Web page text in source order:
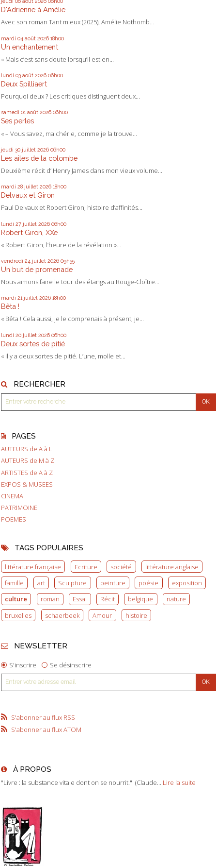
D'Adrienne à Amélie
Avec son roman Tant mieux (2025), Amélie Nothomb...
mardi 04 août 2026 18h00
Un enchantement
« Mais c’est sans doute lorsqu’il est en...
lundi 03 août 2026 06h00
Deux Spilliaert
Pourquoi deux ? Les critiques distinguent deux...
samedi 01 août 2026 06h00
Ses perles
« – Vous savez, ma chérie, comme je la trouve...
jeudi 30 juillet 2026 06h00
Les ailes de la colombe
Deuxième récit d’ Henry James dans mon vieux volume...
mardi 28 juillet 2026 18h00
Delvaux et Giron
Paul Delvaux et Robert Giron, histoire d’affinités...
lundi 27 juillet 2026 06h00
Robert Giron, XXe
« Robert Giron, l’heure de la révélation »...
vendredi 24 juillet 2026 09h55
Un but de promenade
Nous aimons faire le tour des étangs au Rouge-Cloître...
mardi 21 juillet 2026 18h00
Bêta !
« Bêta ! Cela aussi, je le comprenais à présent, je...
lundi 20 juillet 2026 06h00
Deux sortes de pitié
« Il y a deux sortes de pitié. L’une, molle et...
RECHERCHER
PAGES
AUTEURS de A à L
AUTEURS de M à Z
ARTISTES de A à Z
EXPOS & MUSEES
CINEMA
PATRIMOINE
POEMES
TAGS POPULAIRES
littérature française Ecriture société
littérature anglaise
famille
art Sculpture peinture poésie
exposition
culture
roman Essai Récit belgique
nature
bruxelles
schaerbeek Amour histoire
NEWSLETTER
S'inscrire Se désinscrire
S'abonner au flux RSS
S'abonner au flux ATOM
À PROPOS
"Livre : la substance vitale dont on se nourrit." (Claude... Lire la suite